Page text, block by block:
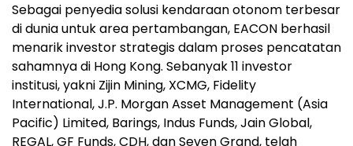
Sebagai penyedia solusi kendaraan otonom terbesar
di dunia untuk area pertambangan, EACON berhasil
menarik investor strategis dalam proses pencatatan
sahamnya di Hong Kong. Sebanyak 11 investor
institusi, yakni Zijin Mining, XCMG, Fidelity
International, J.P. Morgan Asset Management (Asia
Pacific) Limited, Barings, Indus Funds, Jain Global,
REGAL, GF Funds, CDH, dan Seven Grand, telah